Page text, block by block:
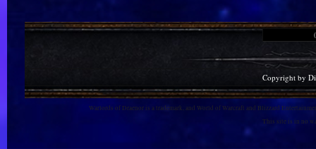
Copyright by
Warlords of Draenor is a trademark, and World of Warcraft and Blizzard
This site is in no